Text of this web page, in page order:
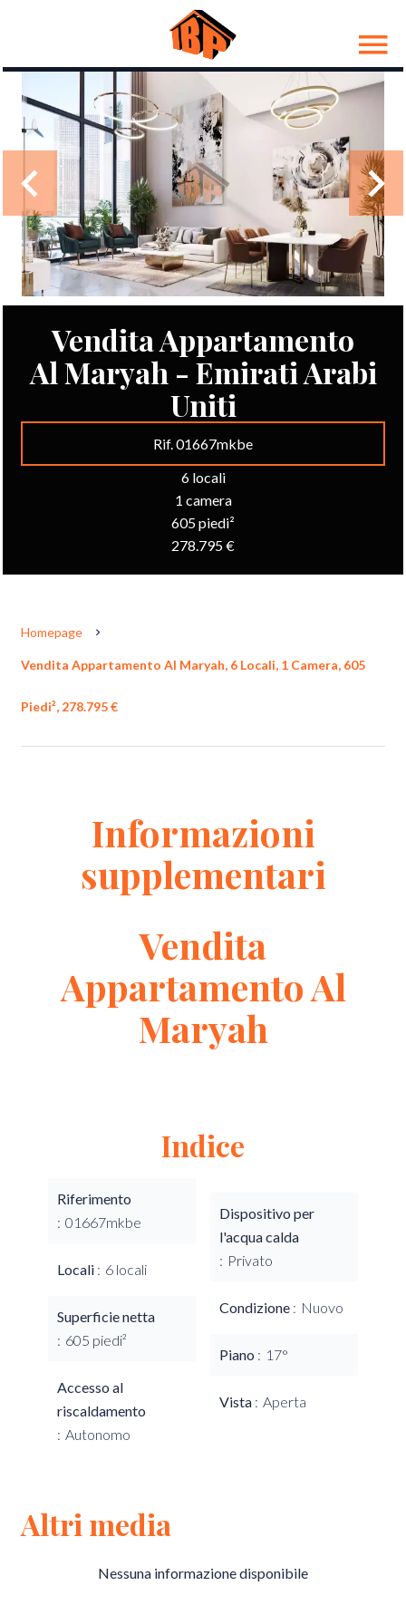
Vendita Appartamento
Al Maryah - Emirati Arabi
Uniti
Rif. 01667mkbe
6 locali
1 camera
605 piedi²
278.795 €
Homepage
Vendita Appartamento Al Maryah, 6 Locali, 1 Camera, 605
Piedi², 278.795 €
Informazioni
supplementari
Vendita
Appartamento Al
Maryah
Indice
Riferimento
01667mkbe
Locali 6 locali
Superficie netta
605 piedi²
Accesso al
riscaldamento
Autonomo
Dispositivo per
l'acqua calda
Privato
Condizione Nuovo
Piano 17°
Vista Aperta
Altri media
Nessuna informazione disponibile